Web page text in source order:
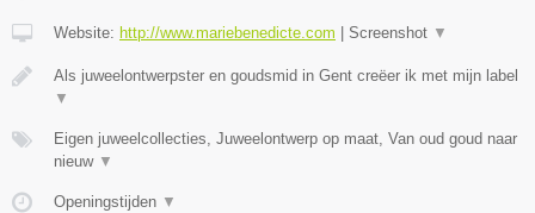
Website: http://www.mariebenedicte.com Screenshot ▼
Als juweelontwerpster en goudsmid in Gent creëer ik met mijn label
▼
Eigen juweelcollecties, Juweelontwerp op maat, Van oud goud naar
nieuw ▼
Openingstijden ▼